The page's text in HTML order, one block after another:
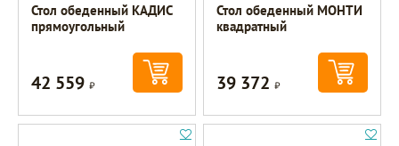
Стол обеденный КАДИС
прямоугольный
42 559Р
Стол обеденный МОНТИ
квадратный
39 372Р